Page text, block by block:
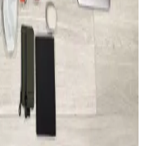
35 litrelik sırt
planda tutuldu. Kıyafet,
deneyimi anlatılıyor.
Seyahati İçin
çantası seyahati için
Seyahat rotası,